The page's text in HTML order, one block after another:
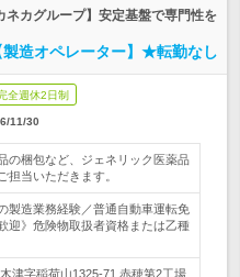
カグループ】安定基盤で専門性を
製造オペレーター】★転勤なし
全週休2日制
11/30
の梱包など、ジェネリック医薬品
担当いただきます。
製造業務経験／普通自動車運転免
迎》危険物取扱者資格または乙種
津字稲荷山1325-71 赤穂第2工場